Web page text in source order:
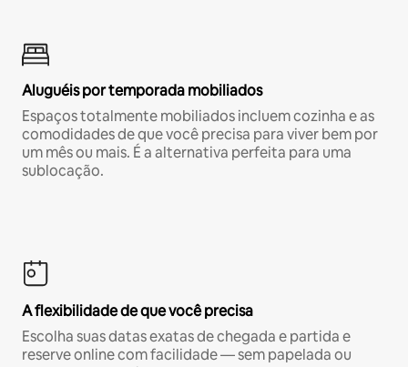
Aluguéis por temporada mobiliados
Espaços totalmente mobiliados incluem cozinha e as
comodidades de que você precisa para viver bem por
um mês ou mais. É a alternativa perfeita para uma
sublocação.
A flexibilidade de que você precisa
Escolha suas datas exatas de chegada e partida e
reserve online com facilidade — sem papelada ou